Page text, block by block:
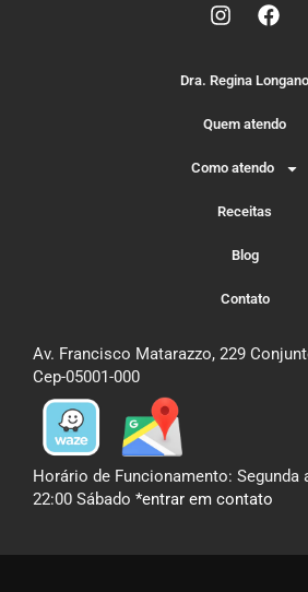
Dra. Regina Longano
Quem atendo
Como atendo
Receitas
Blog
Contato
Av. Francisco Matarazzo, 229
Cep-05001-000
Horário de Funcionamento: Segunda
22:00 Sábado *entrar em contato